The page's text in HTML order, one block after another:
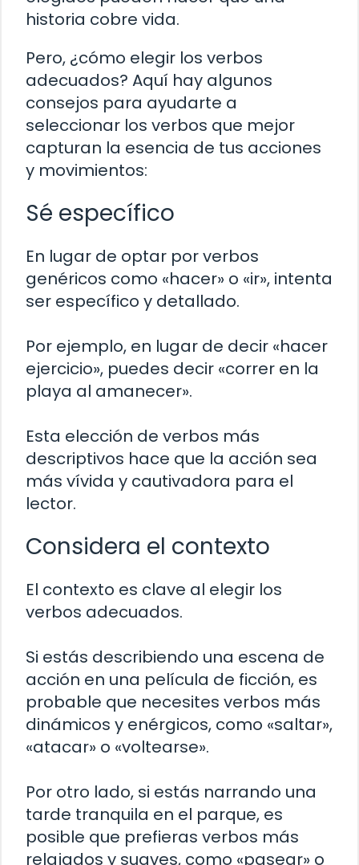
historia cobre vida.
Pero, ¿cómo elegir los verbos
adecuados? Aquí hay algunos
consejos para ayudarte a
seleccionar los verbos que mejor
capturan la esencia de tus acciones
y movimientos:
Sé específico
En lugar de optar por verbos
genéricos como «hacer» o «ir», intenta
ser específico y detallado.
Por ejemplo, en lugar de decir «hacer
ejercicio», puedes decir «correr en la
playa al amanecer».
Esta elección de verbos más
descriptivos hace que la acción sea
más vívida y cautivadora para el
lector.
Considera el contexto
El contexto es clave al elegir los
verbos adecuados.
Si estás describiendo una escena de
acción en una película de ficción, es
probable que necesites verbos más
dinámicos y enérgicos, como «saltar»,
«atacar» o «voltearse».
Por otro lado, si estás narrando una
tarde tranquila en el parque, es
posible que prefieras verbos más
relajados y suaves, como «pasear» o